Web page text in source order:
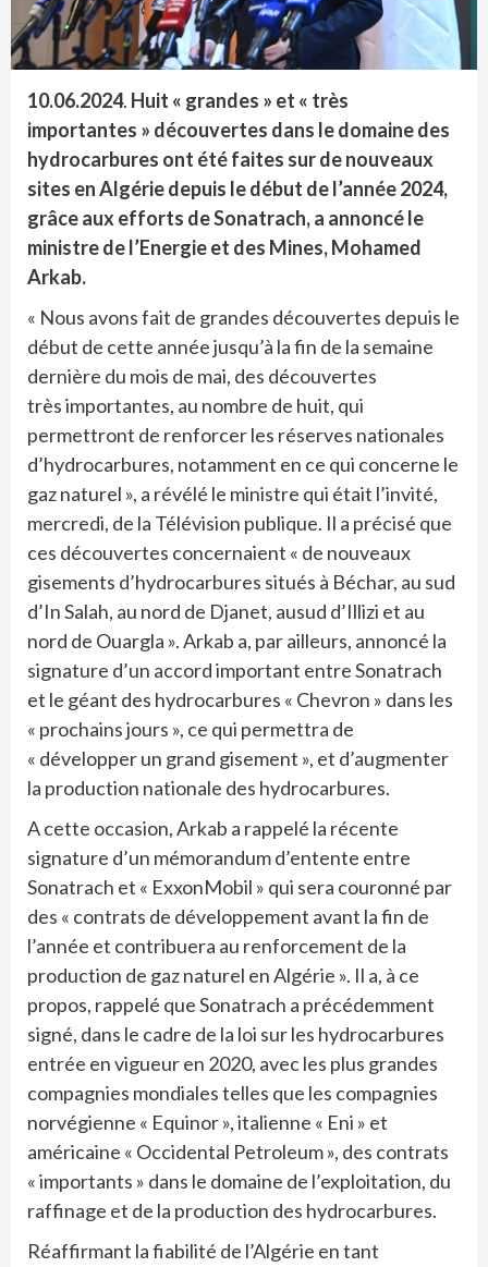
10.06.2024. Huit « grandes » et « très
importantes » découvertes dans le domaine des
hydrocarbures ont été faites sur de nouveaux
sites en Algérie depuis le début de l’année 2024,
grâce aux efforts de Sonatrach, a annoncé le
ministre de l’Energie et des Mines, Mohamed
Arkab.
« Nous avons fait de grandes découvertes depuis le
début de cette année jusqu’à la fin de la semaine
dernière du mois de mai, des découvertes
très importantes, au nombre de huit, qui
permettront de renforcer les réserves nationales
d’hydrocarbures, notamment en ce qui concerne le
gaz naturel », a révélé le ministre qui était l’invité,
mercredi, de la Télévision publique. Il a précisé que
ces découvertes concernaient « de nouveaux
gisements d’hydrocarbures situés à Béchar, au sud
d’In Salah, au nord de Djanet, ausud d’Illizi et au
nord de Ouargla ». Arkab a, par ailleurs, annoncé la
signature d’un accord important entre Sonatrach
et le géant des hydrocarbures « Chevron » dans les
« prochains jours », ce qui permettra de
« développer un grand gisement », et d’augmenter
la production nationale des hydrocarbures.
A cette occasion, Arkab a rappelé la récente
signature d’un mémorandum d’entente entre
Sonatrach et « ExxonMobil » qui sera couronné par
des « contrats de développement avant la fin de
l’année et contribuera au renforcement de la
production de gaz naturel en Algérie ». Il a, à ce
propos, rappelé que Sonatrach a précédemment
signé, dans le cadre de la loi sur les hydrocarbures
entrée en vigueur en 2020, avec les plus grandes
compagnies mondiales telles que les compagnies
norvégienne « Equinor », italienne « Eni » et
américaine « Occidental Petroleum », des contrats
« importants » dans le domaine de l’exploitation, du
raffinage et de la production des hydrocarbures.
Réaffirmant la fiabilité de l’Algérie en tant